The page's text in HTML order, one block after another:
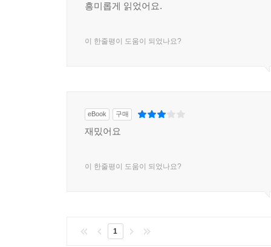
흥미롭게 읽었어요.
이 한줄평이 도움이 되었나요?
eBook 구매
재밌어요
이 한줄평이 도움이 되었나요?
1